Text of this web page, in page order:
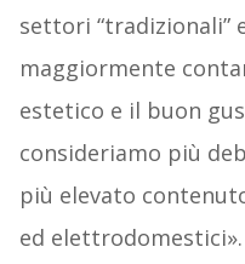
settori “tradizionali”
maggiormente
estetico e il buon
consideriamo più
più elevato
ed